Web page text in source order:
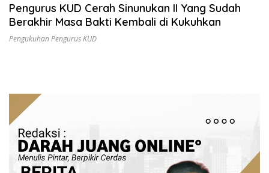
Pengurus KUD Cerah Sinunukan II Yang Sudah
Berakhir Masa Bakti Kembali di Kukuhkan
Pengukuhan Pengurus KUD